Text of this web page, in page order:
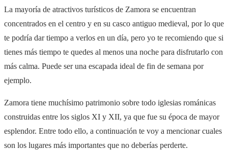
La mayoría de atractivos turísticos de Zamora se encuentran
concentrados en el centro y en su casco antiguo medieval, por lo que
te podría dar tiempo a verlos en un día, pero yo te recomiendo que si
tienes más tiempo te quedes al menos una noche para disfrutarlo con
más calma. Puede ser una escapada ideal de fin de semana por
ejemplo.
Zamora tiene muchísimo patrimonio sobre todo iglesias románicas
construidas entre los siglos XI y XII, ya que fue su época de mayor
esplendor. Entre todo ello, a continuación te voy a mencionar cuales
son los lugares más importantes que no deberías perderte.